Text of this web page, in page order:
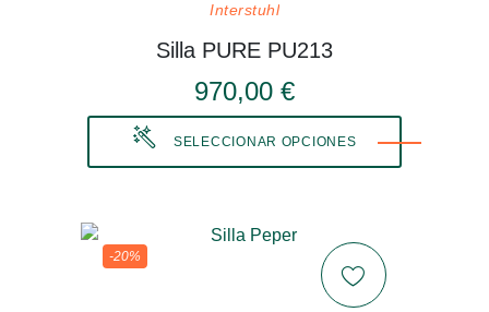
Interstuhl
Silla PURE PU213
970,00 €
SELECCIONAR OPCIONES
-20%